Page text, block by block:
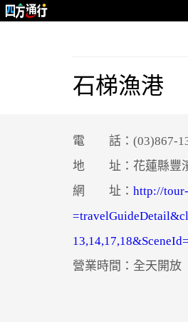
石梯漁港
電 話：(03)867-
地 址：花蓮縣豐
網 址： http://
營業時間：全天開放